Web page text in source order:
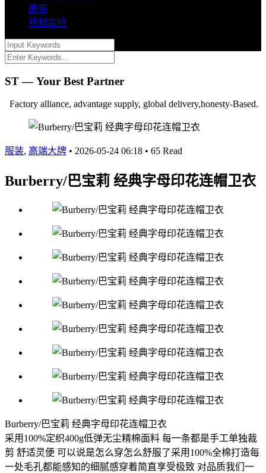
皮带
视频实拍
ST — Your Best Partner
Factory alliance, advantage supply, global delivery,honesty-Based.
服装, 高端大牌 • 2026-05-24 06:18 • 65 Read
Burberry/巴宝莉 经典字母印花连帽卫衣
Burberry/巴宝莉 经典字母印花连帽卫衣
采用100%定织400g低弹无尘精棉面料 每一条都是手工单独裁
剪 舒适灵便 可以说是怎么穿怎么舒服了采用100%全棉打造每
一处毛孔都能感知的细腻感穿着简直享受极致 对品质我们一